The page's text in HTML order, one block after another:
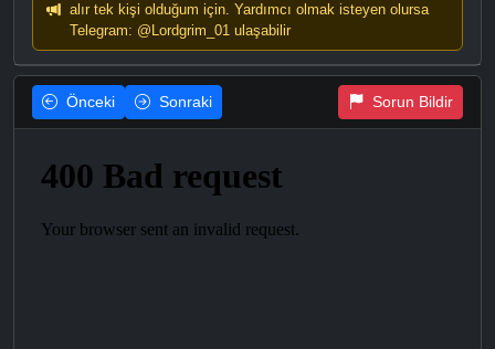
alır tek kişi olduğum için. Yardımcı olmak isteyen olursa
Telegram: @Lordgrim_01 ulaşabilir
Önceki Sonraki Sorun Bildir